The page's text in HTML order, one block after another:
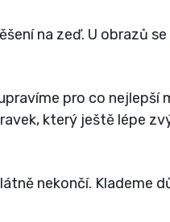
na zeď. U obrazů
pro co
který ještě lépe
nekončí. Klademe